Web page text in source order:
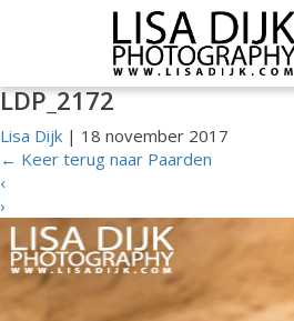
LDP_2172
Lisa Dijk | 18 november 2017
← Keer terug naar Paarden
‹
›